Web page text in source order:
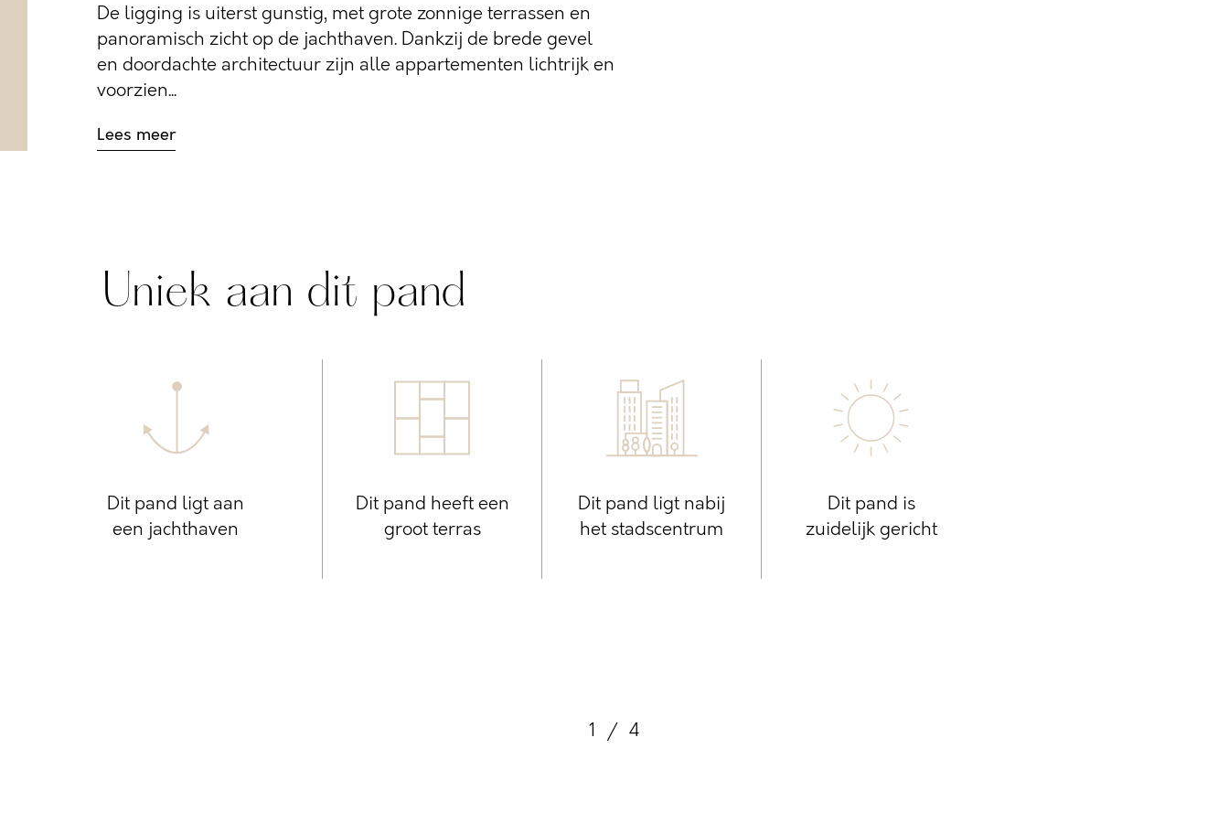
De ligging is uiterst gunstig, met grote zonnige terrassen en
panoramisch zicht op de jachthaven. Dankzij de brede gevel
en doordachte architectuur zijn alle appartementen lichtrijk en
voorzien...
Lees meer
Uniek aan dit pand
Dit pand ligt aan
een jachthaven
Dit pand heeft een
groot terras
Dit pand ligt nabij
het stadscentrum
Dit pand is
zuidelijk gericht
1 / 4